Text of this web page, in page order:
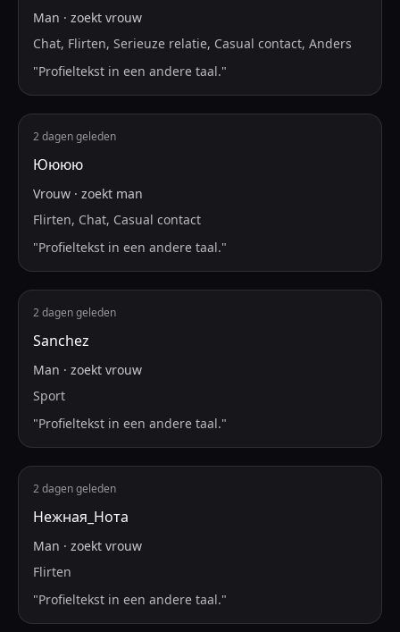
Man · zoekt vrouw
Chat, Flirten, Serieuze relatie, Casual contact, Anders
"Profieltekst in een andere taal."
2 dagen geleden
Юююю
Vrouw · zoekt man
Flirten, Chat, Casual contact
"Profieltekst in een andere taal."
2 dagen geleden
Sanchez
Man · zoekt vrouw
Sport
"Profieltekst in een andere taal."
2 dagen geleden
Нежная_Нота
Man · zoekt vrouw
Flirten
"Profieltekst in een andere taal."